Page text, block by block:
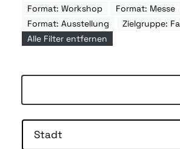
Format: Workshop
Format: Messe
Format: Ausstellung
Zielgruppe:
Alle Filter entfernen
Stadt